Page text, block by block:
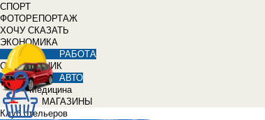
СПОРТ
ФОТОРЕПОРТАЖ
ХОЧУ СКАЗАТЬ
ЭКОНОМИКА
РАБОТА
СПРАВОЧНИК
АВТО
Медицина
МАГАЗИНЫ
Клуб отельеров